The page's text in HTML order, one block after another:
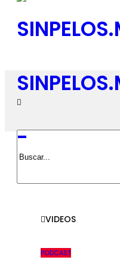
-
VIDEOS
PODCAST